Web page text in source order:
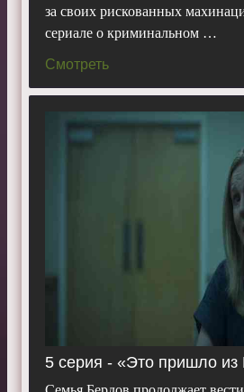
за своих рискованных
сериале о криминальном …
Смотреть
5 серия - «Это пришло из